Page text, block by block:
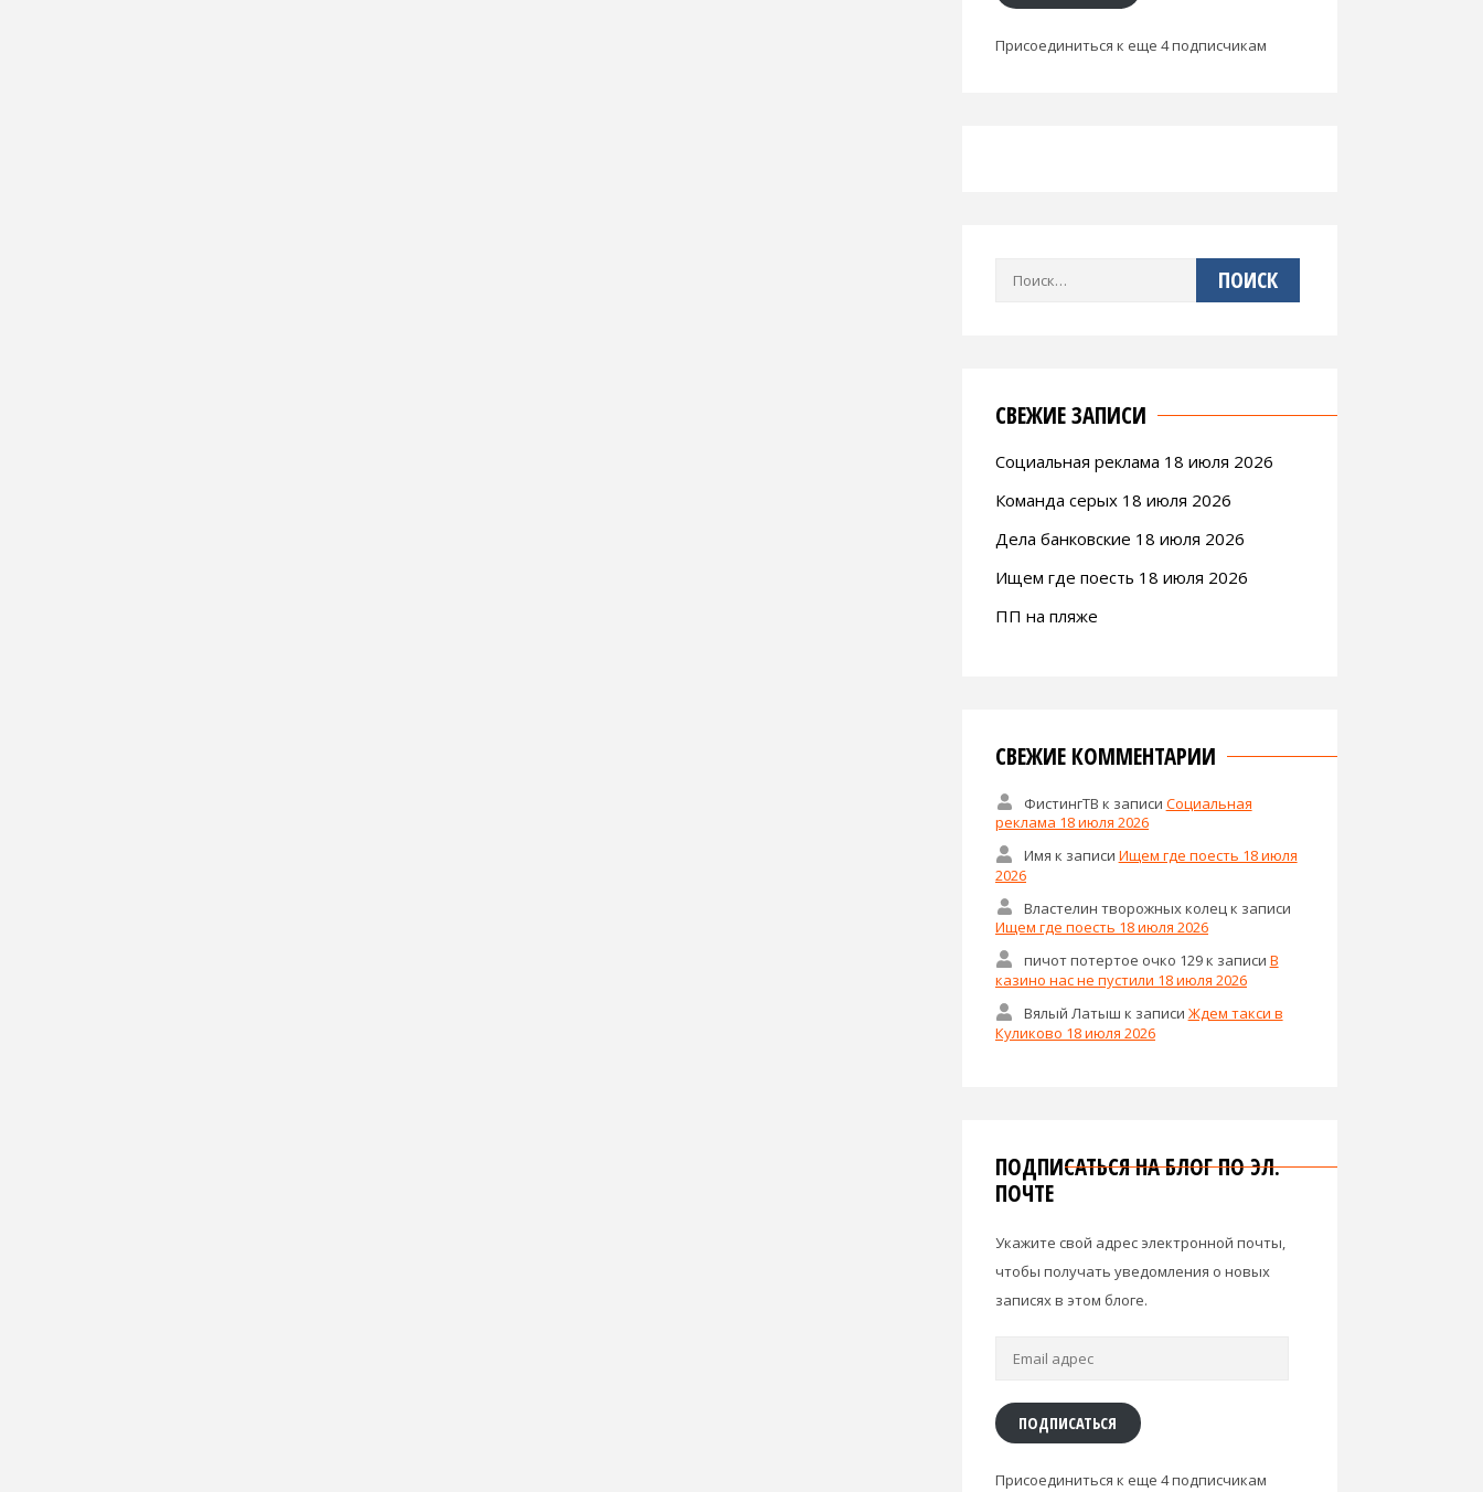
Присоединиться к еще 4 подписчикам
СВЕЖИЕ ЗАПИСИ
Социальная реклама 18 июля 2026
Команда серых 18 июля 2026
Дела банковские 18 июля 2026
Ищем где поесть 18 июля 2026
ПП на пляже
СВЕЖИЕ КОММЕНТАРИИ
ФистингТВ к записи Социальная
реклама 18 июля 2026
Имя к записи Ищем где поесть 18 июля
2026
Властелин творожных колец к записи
Ищем где поесть 18 июля 2026
пичот потертое очко 129к записи В
казино нас не пустили 18 июля 2026
Вялый Латыш к записи Ждем такси в
Куликово 18 июля 2026
ПОДПИСАТЬСЯ НА БЛОГ ПО ЭЛ.
ПОЧТЕ
Укажите свой адрес электронной почты,
чтобы получать уведомления о новых
записях в этом блоге.
ПОДПИСАТЬСЯ
Присоединиться к еще 4 подписчикам